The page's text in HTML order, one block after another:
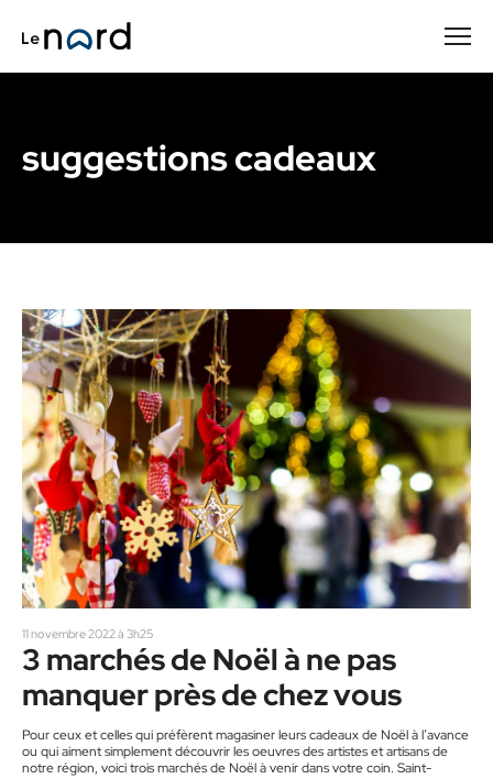
suggestions cadeaux
11 novembre 2022 à 3h25
3 marchés de Noël à ne pas
manquer près de chez vous
Pour ceux et celles qui préfèrent magasiner leurs cadeaux de Noël à l’avance
ou qui aiment simplement découvrir les oeuvres des artistes et artisans de
notre région, voici trois marchés de Noël à venir dans votre coin. Saint-